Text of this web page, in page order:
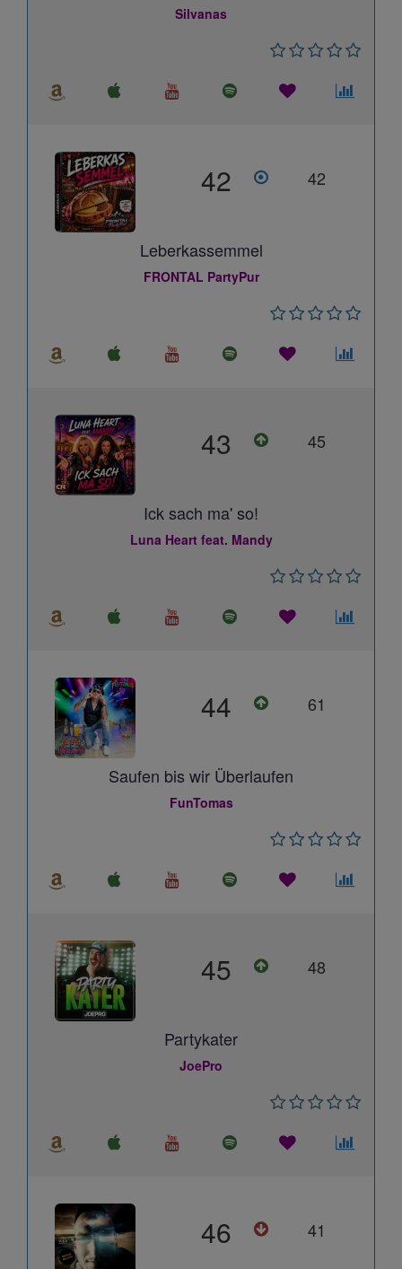
Silvanas
42 42
Leberkassemmel
FRONTAL PartyPur
43 45
Ick sach ma' so!
Luna Heart feat. Mandy
44 61
Saufen bis wir Überlaufen
FunTomas
45 48
Partykater
JoePro
46 41